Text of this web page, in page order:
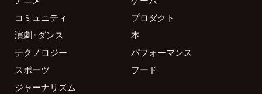
コミュニティ
プロダクト
演劇・ダンス
本
テクノロジー
パフォーマンス
スポーツ
フード
ジャーナリズム